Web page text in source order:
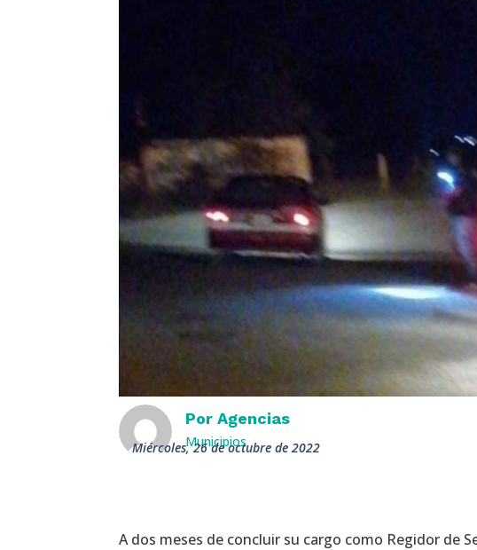
PorAgencias
Municipios
miércoles, 26 de octubre de 2022
A dos meses de concluir su cargo como Regidor de